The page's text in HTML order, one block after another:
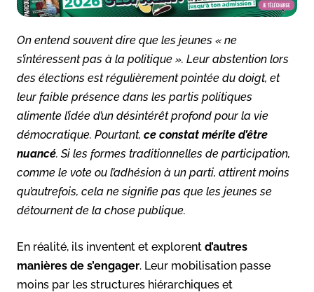
On entend souvent dire que les jeunes « ne
s’intéressent pas à la politique ». Leur abstention lors
des élections est régulièrement pointée du doigt, et
leur faible présence dans les partis politiques
alimente l’idée d’un désintérêt profond pour la vie
démocratique. Pourtant, ce constat mérite d’être
nuancé. Si les formes traditionnelles de participation,
comme le vote ou l’adhésion à un parti, attirent moins
qu’autrefois, cela ne signifie pas que les jeunes se
détournent de la chose publique.
En réalité, ils inventent et explorent d’autres
manières de s’engager. Leur mobilisation passe
moins par les structures hiérarchiques et